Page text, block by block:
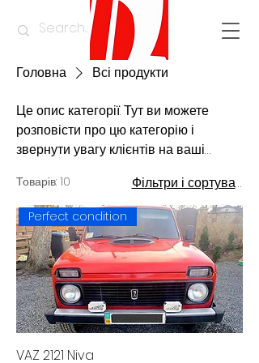
Головна Всі продукти
Це опис категорії. Тут ви можете
розповісти про цю категорію і
звернути увагу клієнтів на ваші
Товарів: 10 Фільтри і сортування
Perfect condition
VAZ 2121 Niva